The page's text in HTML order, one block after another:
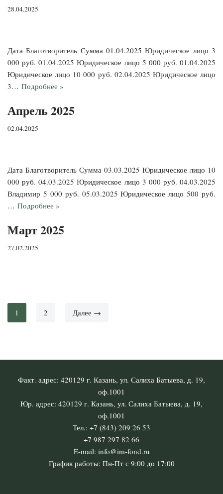
28.04.2025
Дата Благотворитель Сумма 01.04.2025 Юридическое лицо 3
000 руб. 01.04.2025 Юридическое лицо 5 000 руб. 01.04.2025
Юридическое лицо 10 000 руб. 02.04.2025 Юридическое лицо
3… Подробнее »
Апрель 2025
02.04.2025
Дата Благотворитель Сумма 03.03.2025 Юридическое лицо 10
000 руб. 04.03.2025 Юридическое лицо 3 000 руб. 04.03.2025
Владимир 5 000 руб. 05.03.2025 Юридическое лицо 500 руб.
… Подробнее »
Март 2025
27.02.2025
1 2 Далее →
Факт. адрес: 420129 г. Казань, ул. Салиха Батыева, д. 19,
оф.1001
Юр. адрес: 420129 г. Казань, ул. Салиха Батыева, д. 19,
оф.1001
Тел.: +7 (843) 209 26 53
+7 987 297 82 66
E-mail: info@im-fond.ru
График работы: Пн-Пт с 9:00 до 17:00